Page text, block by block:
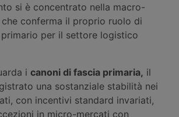
si è concentrato nella macro-
che conferma il proprio ruolo di
per il settore logistico
i canoni di fascia primaria, il
una sostanziale stabilità nei
con incentivi standard invariati,
in micro-mercati con